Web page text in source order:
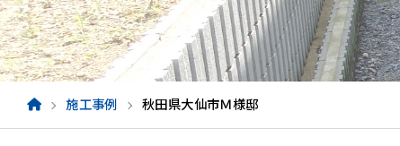
施工事例 秋田県大仙市Ｍ様邸